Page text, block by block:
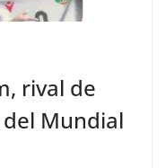
rival de
Mundial